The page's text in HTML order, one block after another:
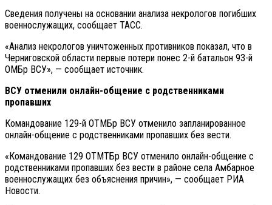
Сведения получены на основании анализа некрологов погибших
военнослужащих, сообщает ТАСС.
«Анализ некрологов уничтоженных противников показал, что в
Черниговской области первые потери понес 2-й батальон 93-й
ОМБр ВСУ», — сообщает источник.
ВСУ отменили онлайн-общение с родственниками
пропавших
Командование 129-й ОТМБр ВСУ отменило запланированное
онлайн-общение с родственниками пропавших без вести.
«Командование 129 ОТМТБр ВСУ отменило онлайн-общение с
родственниками пропавших без вести в районе села Амбарное
военнослужащих без объяснения причин», — сообщает РИА
Новости.